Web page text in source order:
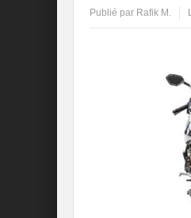
Publié par Rafik M.